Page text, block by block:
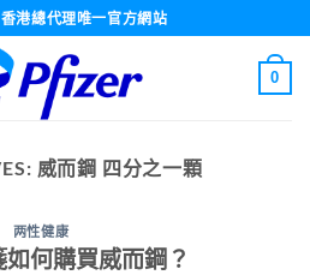
港總代理唯一官方網站
0
威而鋼 四分之一顆
两性健康
何購買威而鋼？